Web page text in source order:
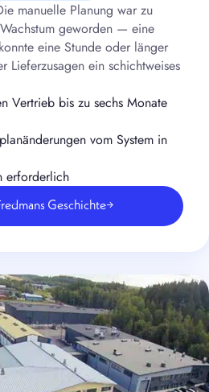
manuelle Planung war zu
geworden — eine
eine Stunde oder länger
Lieferzusagen ein schichtweises
Vertrieb bis zu sechs Monate
vom System in
erforderlich
Geschichte→